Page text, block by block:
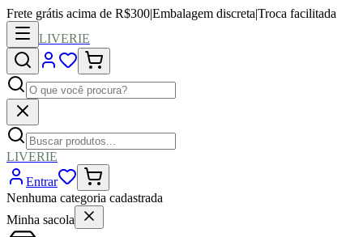
Frete grátis acima de R$300|Embalagem discreta|Troca facilitada
LIVERIE
LIVERIE
Entrar
Nenhuma categoria cadastrada
Minha sacola